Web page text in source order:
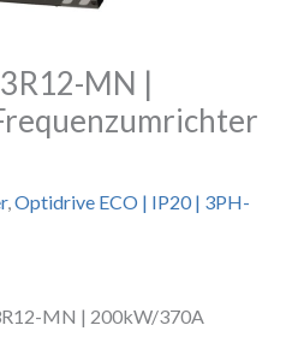
MN |
,Optidrive ECO | IP20 | 3PH-
MN | 200kW/370A